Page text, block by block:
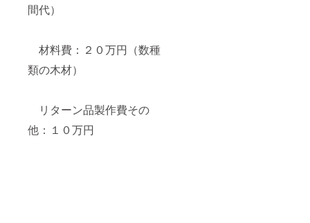
間代）
材料費：２０万円（数種
類の木材）
リターン品製作費その
他：１０万円